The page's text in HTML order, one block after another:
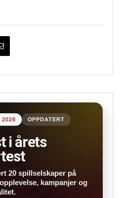
2026 OPPDATERT
i årets
20 spillselskaper på
kampanjer og